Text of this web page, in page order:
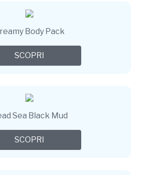
Body Pack
SCOPRI
Sea Black Mud
SCOPRI